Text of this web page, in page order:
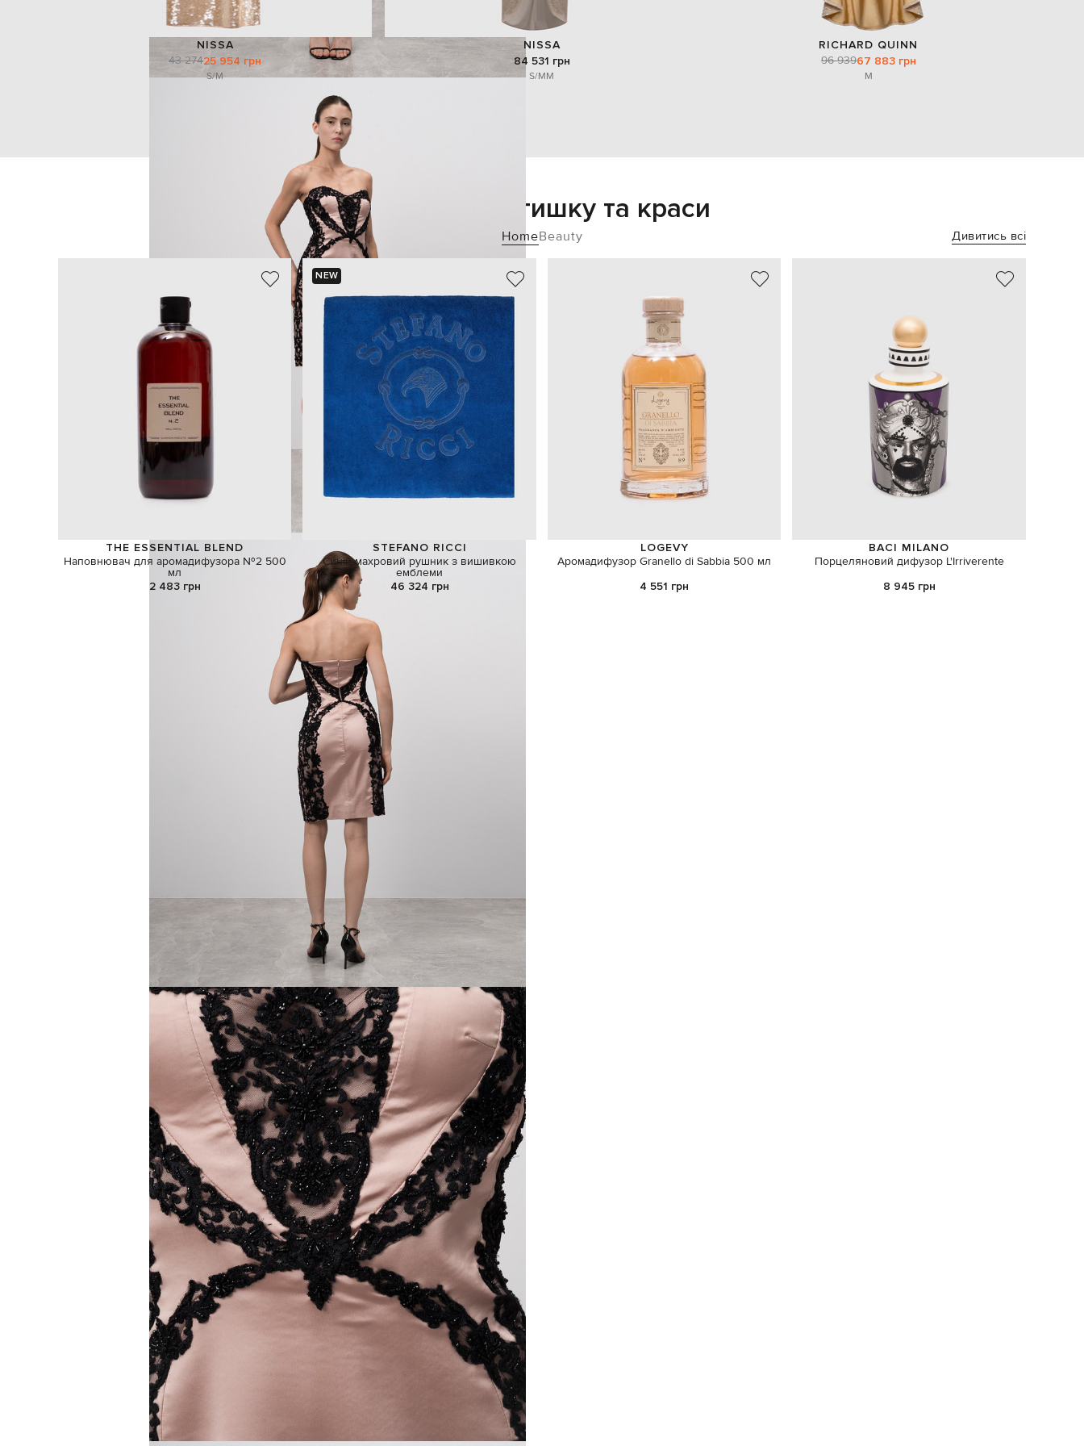
NISSA
43 27425 954 грн
S/M
NISSA
84 531 грн
S/MM
RICHARD QUINN
96 93967 883 грн
M
Додайте затишку та краси
HomeBeauty Дивитись всі
THE ESSENTIAL BLEND
Наповнювач для аромадифузора №2 500
мл
2 483 грн
NEW
STEFANO RICCI
Синій махровий рушник з вишивкою
емблеми
46 324 грн
LOGEVY
Аромадифузор Granello di Sabbia 500 мл
4 551 грн
BACI MILANO
Порцеляновий дифузор L'Irriverente
8 945 грн